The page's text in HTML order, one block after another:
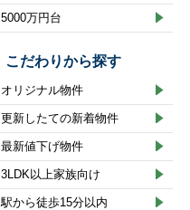
5000万円台
こだわりから探す
オリジナル物件
更新したての新着物件
最新値下げ物件
3LDK以上家族向け
駅から徒歩15分以内